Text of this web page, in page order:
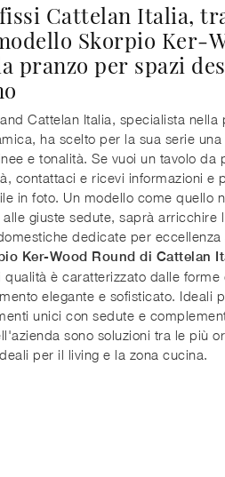
Cattelan Italia,
Skorpio Ker-
pranzo per spazi
Cattelan Italia, specialista nella
ha scelto per la sua serie una
e tonalità. Se vuoi un tavolo da
contattaci e ricevi informazioni e
in foto. Un modello come quello
giuste sedute, saprà arricchire
dedicate per eccellenza
Ker-Wood Round di Cattelan
qualità è caratterizzato dalle forme
elegante e sofisticato. Ideali
unici con sedute e
sono soluzioni tra le più
per il living e la zona cucina.